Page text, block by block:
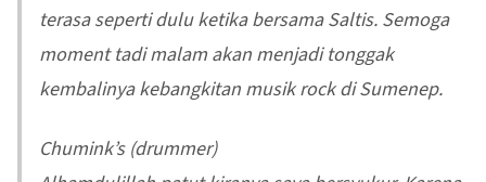
terasa seperti dulu ketika bersama Saltis. Semoga
moment tadi malam akan menjadi tonggak
kembalinya kebangkitan musik rock di Sumenep.
Chumink’s (drummer)